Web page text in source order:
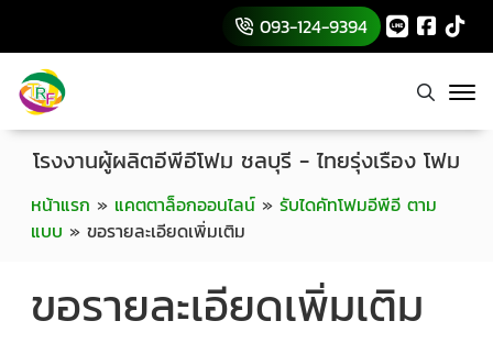
093-124-9394
หน้าแรก » แคตตาล็อกออนไลน์ » รับไดคัทโฟมอีพีอี ตาม
แบบ » ขอรายละเอียดเพิ่มเติม
โรงงานผู้ผลิตอีพีอีโฟม ชลบุรี - ไทยรุ่งเรือง โฟม
ขอรายละเอียดเพิ่มเติม